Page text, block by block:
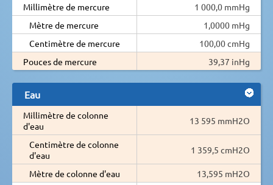
Millimètre de mercure
1 000,0 mmHg
Mètre de mercure
1,0000 mHg
Centimètre de mercure
100,00 cmHg
Pouces de mercure
39,37 inHg
Eau
Millimètre de colonne
d'eau
13 595 mmH2O
Centimètre de colonne
d'eau
1 359,5 cmH2O
Mètre de colonne d'eau
13,595 mH2O